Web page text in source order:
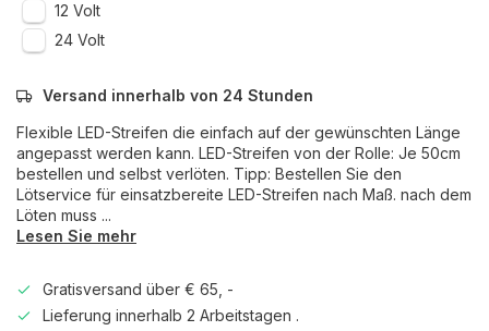
12 Volt
24 Volt
Versand innerhalb von 24 Stunden
Flexible LED-Streifen die einfach auf der gewünschten Länge
angepasst werden kann. LED-Streifen von der Rolle: Je 50cm
bestellen und selbst verlöten. Tipp: Bestellen Sie den
Lötservice für einsatzbereite LED-Streifen nach Maß. nach dem
Löten muss ...
Lesen Sie mehr
Gratisversand über € 65, -
Lieferung innerhalb 2 Arbeitstagen .